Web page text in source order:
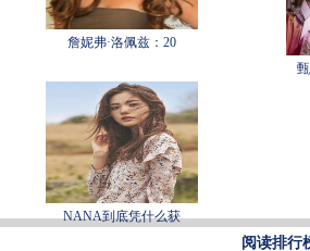
詹妮弗·洛佩兹：20
NANA到底凭什么获
阅读排行